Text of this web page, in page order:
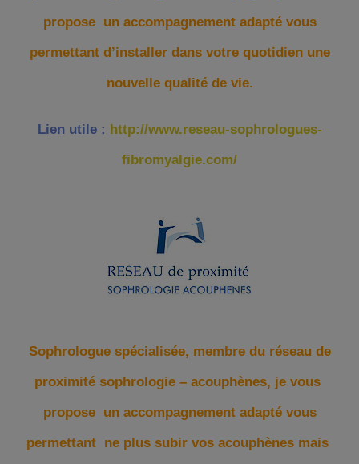
propose un accompagnement adapté vous
permettant d’installer dans votre quotidien une
nouvelle qualité de vie.
Lien utile : http://www.reseau-sophrologues-
fibromyalgie.com/
Sophrologue spécialisée, membre du réseau de
proximité sophrologie – acouphènes, je vous
propose un accompagnement adapté vous
permettant ne plus subir vos acouphènes mais